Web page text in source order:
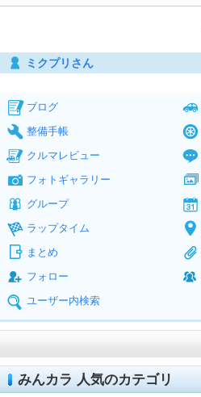
ミクプリさん
ブログ
整備手帳
クルマレビュー
フォトギャラリー
グループ
ラップタイム
まとめ
フォロー
ユーザー内検索
みんカラ 人気のカテゴリ